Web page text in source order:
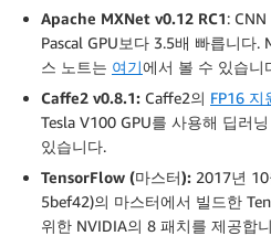
Apache MXNet v0.12 RC1:
Pascal GPU보다 3.5배 빠릅니다.
스 노트는 여기에서 볼 수 있습니
Caffe2 v0.8.1: Caffe2의 FP16 지
Tesla V100 GPU를 사용해 딥러
있습니다.
TensorFlow (마스터): 2017년
5bef42)의 마스터에서 빌드한
위한 NVIDIA의 8 패치를 제공합